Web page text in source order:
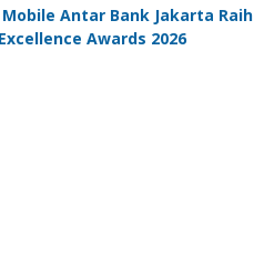
Mobile Antar Bank Jakarta Raih
Awards 2026